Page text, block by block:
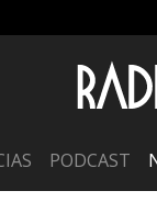
PODCAST